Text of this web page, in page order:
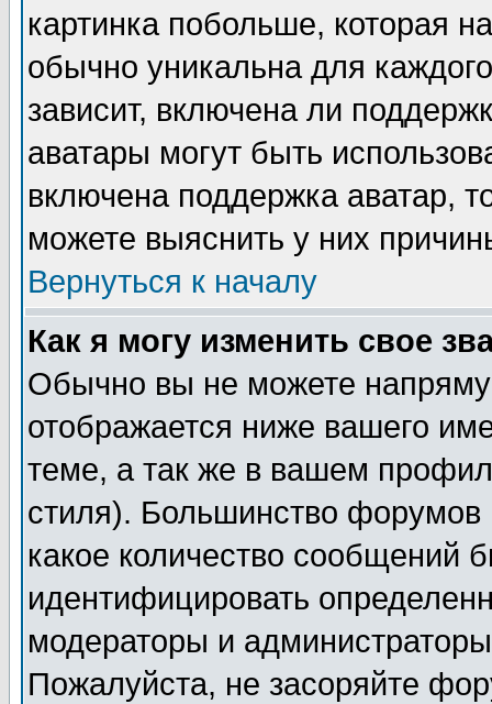
картинка побольше, которая
обычно уникальна для
зависит, включена ли
аватары могут быть
включена поддержка аватар,
можете выяснить у них
Вернуться к началу
Как я могу изменить свое
Обычно вы не можете
отображается ниже вашего
теме, а так же в вашем
стиля). Большинство форумов
какое количество сообщений
идентифицировать
модераторы и
Пожалуйста, не засоряйте